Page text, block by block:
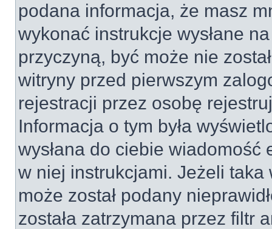
podana informacja, że masz
wykonać instrukcje wysłane
przyczyną, być może nie
witryny przed pierwszym
rejestracji przez osobę
Informacja o tym była
wysłana do ciebie
w niej instrukcjami. Jeżeli taka
może został podany
została zatrzymana przez filtr